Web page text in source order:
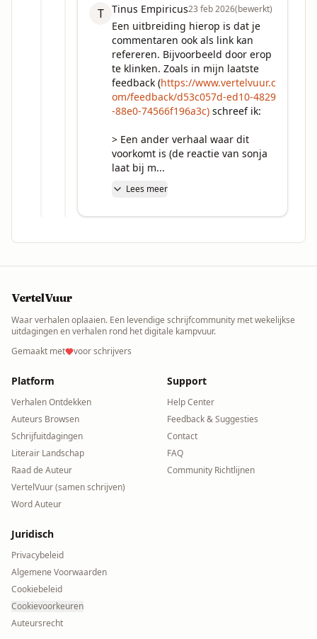
T Tinus Empiricus23 feb 2026(bewerkt)
Een uitbreiding hierop is dat je
commentaren ook als link kan
refereren. Bijvoorbeeld door erop
te klinken. Zoals in mijn laatste
feedback (https://www.vertelvuur.c
om/feedback/d53c057d-ed10-4829
-88e0-74566f196a3c) schreef ik:
> Een ander verhaal waar dit
voorkomt is (de reactie van sonja
laat bij m...
Lees meer
VertelVuur
Waar verhalen oplaaien. Een levendige schrijfcommunity met wekelijkse
uitdagingen en verhalen rond het digitale kampvuur.
Gemaakt met
voor schrijvers
Platform
Verhalen Ontdekken
Auteurs Browsen
Schrijfuitdagingen
Literair Landschap
Raad de Auteur
VertelVuur (samen schrijven)
Word Auteur
Support
Help Center
Feedback & Suggesties
Contact
FAQ
Community Richtlijnen
Juridisch
Privacybeleid
Algemene Voorwaarden
Cookiebeleid
Cookievoorkeuren
Auteursrecht